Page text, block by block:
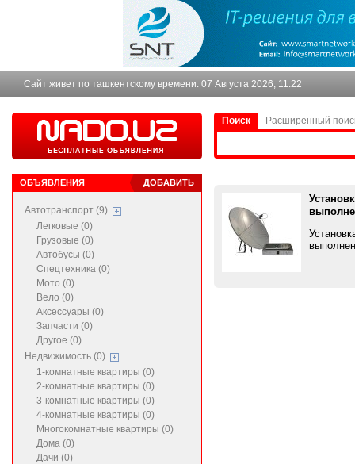
Сайт живет по ташкентскому времени: 07 Августа 2026, 11:22
ДОБАВИТЬ
ОБЪЯВЛЕНИЯ
Автотранспорт (9)
Легковые (0)
Грузовые (0)
Автобусы (0)
Спецтехника (0)
Мото (0)
Вело (0)
Аксессуары (0)
Запчасти (0)
Другое (0)
Недвижимость (0)
1-комнатные квартиры (0)
2-комнатные квартиры (0)
3-комнатные квартиры (0)
4-комнатные квартиры (0)
Многокомнатные квартиры (0)
Дома (0)
Дачи (0)
Поиск Расширенный